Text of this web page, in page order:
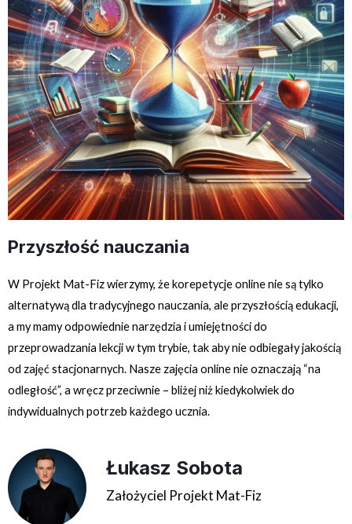
Przyszłość nauczania
W Projekt Mat-Fiz wierzymy, że korepetycje online nie są tylko
alternatywą dla tradycyjnego nauczania, ale przyszłością edukacji,
a my mamy odpowiednie narzędzia i umiejętności do
przeprowadzania lekcji w tym trybie, tak aby nie odbiegały jakością
od zajęć stacjonarnych. Nasze zajęcia online nie oznaczają “na
odległość”, a wręcz przeciwnie – bliżej niż kiedykolwiek do
indywidualnych potrzeb każdego ucznia.
Łukasz Sobota
Założyciel Projekt Mat-Fiz